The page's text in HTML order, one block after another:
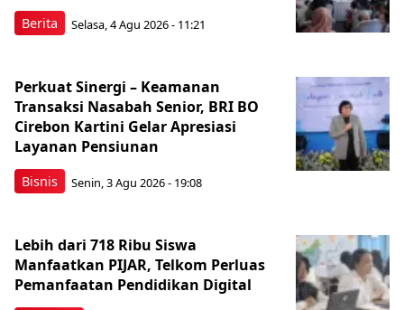
Berita Selasa, 4 Agu 2026 - 11:21
Bisnis
Perkuat Sinergi – Keamanan
Transaksi Nasabah Senior, BRI BO
Cirebon Kartini Gelar Apresiasi
Layanan Pensiunan
Senin, 3 Agu 2026 - 19:08
Lebih dari 718 Ribu Siswa
Manfaatkan PIJAR, Telkom Perluas
Pemanfaatan Pendidikan Digital